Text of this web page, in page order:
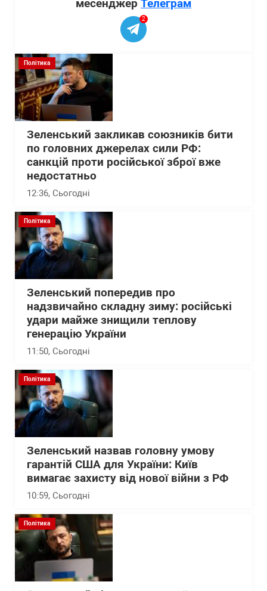
месенджер Телеграм
2
Політика
Зеленський закликав союзників бити
по головних джерелах сили РФ:
санкцій проти російської зброї вже
недостатньо
12:36, Сьогодні
Політика
Зеленський попередив про
надзвичайно складну зиму: російські
удари майже знищили теплову
генерацію України
11:50, Сьогодні
Політика
Зеленський назвав головну умову
гарантій США для України: Київ
вимагає захисту від нової війни з РФ
10:59, Сьогодні
Політика